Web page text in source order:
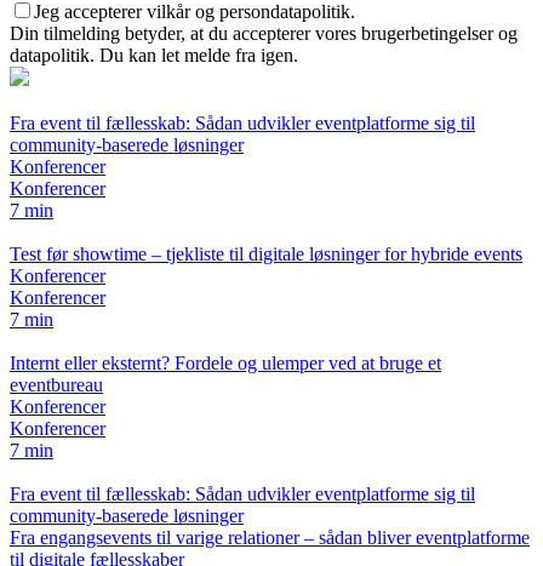
Jeg accepterer vilkår og persondatapolitik.
Din tilmelding betyder, at du accepterer vores brugerbetingelser og
datapolitik. Du kan let melde fra igen.
Fra event til fællesskab: Sådan udvikler eventplatforme sig til
community-baserede løsninger
Konferencer
Konferencer
7 min
Test før showtime – tjekliste til digitale løsninger for hybride events
Konferencer
Konferencer
7 min
Internt eller eksternt? Fordele og ulemper ved at bruge et
eventbureau
Konferencer
Konferencer
7 min
Fra event til fællesskab: Sådan udvikler eventplatforme sig til
community-baserede løsninger
Fra engangsevents til varige relationer – sådan bliver eventplatforme
til digitale fællesskaber